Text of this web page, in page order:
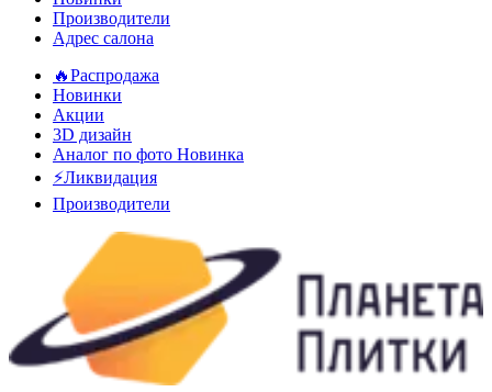
Производители
Адрес салона
🔥Распродажа
Новинки
Акции
3D дизайн
Аналог по фото Новинка
⚡Ликвидация
Производители